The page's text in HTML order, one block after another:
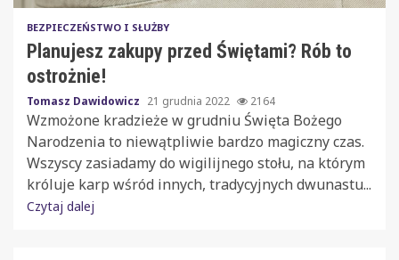
BEZPIECZEŃSTWO I SŁUŻBY
Planujesz zakupy przed Świętami? Rób to
ostrożnie!
Tomasz Dawidowicz 21 grudnia 2022 2164
Wzmożone kradzieże w grudniu Święta Bożego
Narodzenia to niewątpliwie bardzo magiczny czas.
Wszyscy zasiadamy do wigilijnego stołu, na którym
króluje karp wśród innych, tradycyjnych dwunastu...
Czytaj dalej